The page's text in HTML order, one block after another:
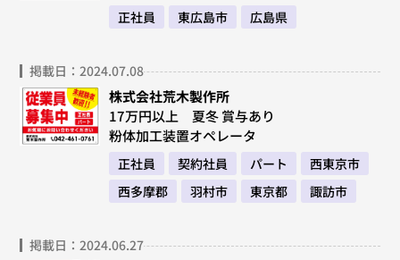
正社員 東広島市 広島県
掲載日：2024.07.08
株式会社荒木製作所
17万円以上 夏冬 賞与あり
粉体加工装置オペレータ
正社員 契約社員 パート
西東京市
西多摩郡
羽村市 東京都 諏訪市
掲載日：2024.06.27